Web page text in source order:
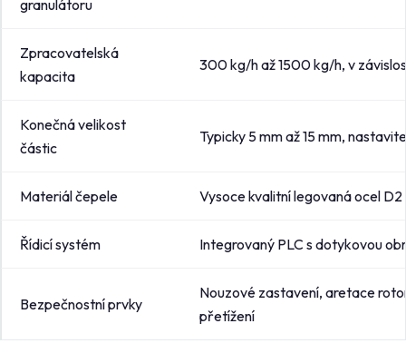
granulátoru
Zpracovatelská
kapacita
300 kg/h až 1500 kg/h, v
Konečná velikost
částic
Typicky 5 mm až 15 mm,
Materiál čepele Vysoce kvalitní legovaná ocel D2
Řídicí systém Integrovaný PLC s dotykovou
Bezpečnostní prvky
Nouzové zastavení, aretace
přetížení